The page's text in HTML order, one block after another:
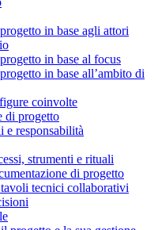
in base agli attori
in base al focus
in base all’ambito di
coinvolte
di progetto
responsabilità
strumenti e rituali
di progetto
tecnici collaborativi